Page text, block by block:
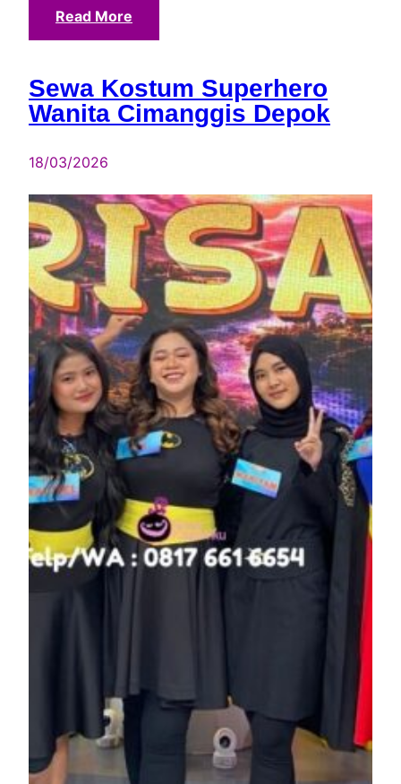
Read More
Sewa Kostum Superhero
Wanita Cimanggis Depok
18/03/2026